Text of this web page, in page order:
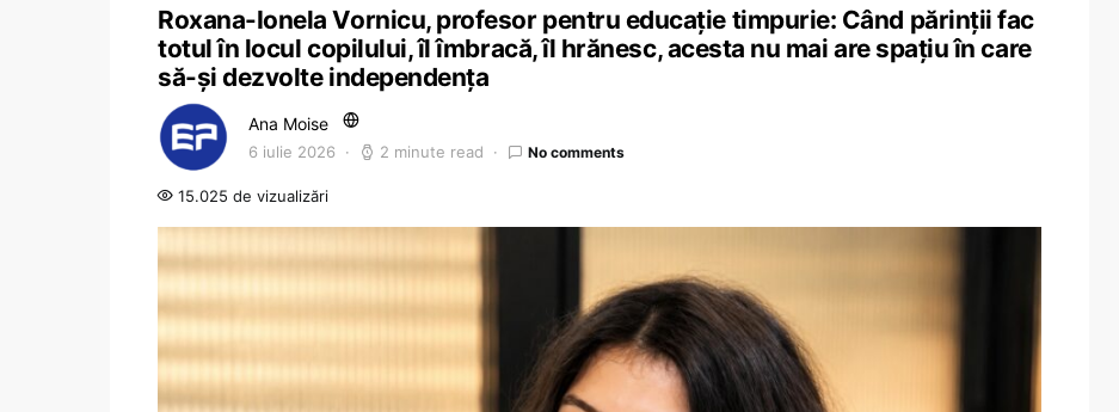
Roxana-Ionela Vornicu, profesor pentru educație timpurie: Când părinții fac
totul în locul copilului, îl îmbracă, îl hrănesc, acesta nu mai are spațiu în care
să-și dezvolte independența
Ana Moise
6 iulie 2026 2 minute read No comments
15.025 de vizualizări